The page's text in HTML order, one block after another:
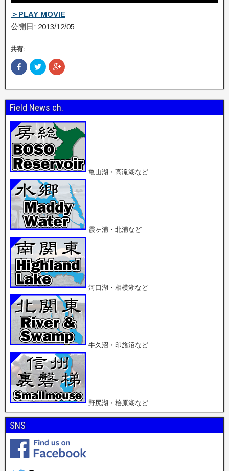
＞PLAY MOVIE
公開日: 2013/12/05
共有:
F
a
b
o
k
で
共
有
(
新
し
い
ウ
ィ
ン
ウ
で
開
き
ま
す
)
ク
リ
し
T
w
i
t
t
e
r
で
共
有
(
新
い
ウ
ィ
ン
ド
ウ
で
開
き
ま
す
)
ク
リ
し
G
o
o
g
l
e
+
で
有
(
新
い
ン
ド
ウ
で
開
き
ま
す
)
Field News ch.
亀山湖・高滝湖など
霞ヶ浦・北浦など
河口湖・相模湖など
牛久沼・印旛沼など
野尻湖・桧原湖など
SNS